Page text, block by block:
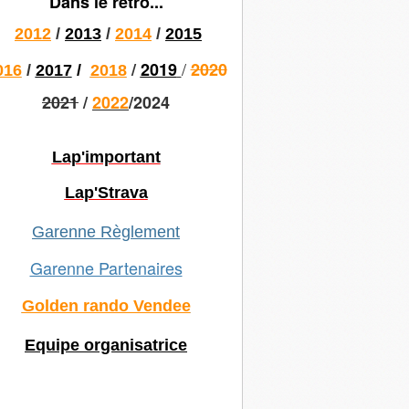
2012 / 2013 / 2014 / 2015
/ 2017/ 2018 / 2019 /2020
2021/2022/2024
Lap'important
Lap'Strava
Garenne Règlement
Garenne Partenaires
Golden rando Vendee
Equipe organisatrice